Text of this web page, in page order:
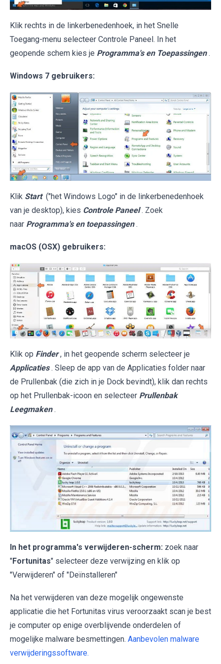
Klik rechts in de linkerbenedenhoek, in het Snelle
Toegang-menu selecteer Controle Paneel. In het
geopende schem kies je Programma's en Toepassingen .
Windows 7 gebruikers:
Klik Start ("het Windows Logo" in de linkerbenedenhoek
van je desktop), kies Controle Paneel . Zoek
naar Programma's en toepassingen .
macOS (OSX) gebruikers:
Klik op Finder , in het geopende scherm selecteer je
Applicaties . Sleep de app van de Applicaties folder naar
de Prullenbak (die zich in je Dock bevindt), klik dan rechts
op het Prullenbak-icoon en selecteer Prullenbak
Leegmaken .
In het programma's verwijderen-scherm: zoek naar
"Fortunitas" selecteer deze verwijzing en klik op
"Verwijderen" of "Deïnstalleren"
Na het verwijderen van deze mogelijk ongewenste
applicatie die het Fortunitas virus veroorzaakt scan je best
je computer op enige overblijvende onderdelen of
mogelijke malware besmettingen. Aanbevolen malware
verwijderingssoftware.